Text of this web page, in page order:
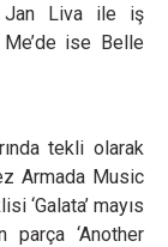
Jan Liva ile iş
Me’de ise Belle
tekli olarak
Armada Music
‘Galata’ mayıs
parça ‘Another